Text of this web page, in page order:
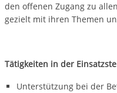
den offenen Zugang zu
gezielt mit ihren Themen
Tätigkeiten in der
Unterstützung bei der